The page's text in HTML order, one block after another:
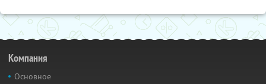
Компания
Основное